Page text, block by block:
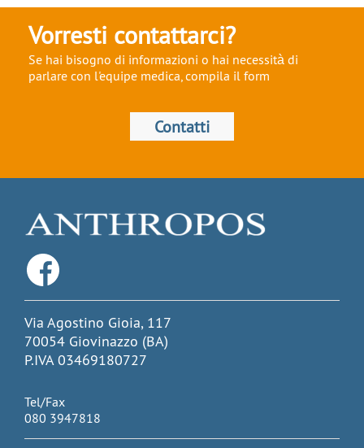
Vorresti contattarci?
Se hai bisogno di informazioni o hai necessità di
parlare con l'equipe medica, compila il form
Contatti
Via Agostino Gioia, 117
70054 Giovinazzo (BA)
P.IVA 03469180727
Tel/Fax
080 3947818